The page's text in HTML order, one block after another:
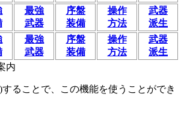
最強
武器
序盤
装備
操作
方法
武器
派生
最強
武器
序盤
装備
操作
方法
武器
派生
内
ることで、この機能を使うことができ